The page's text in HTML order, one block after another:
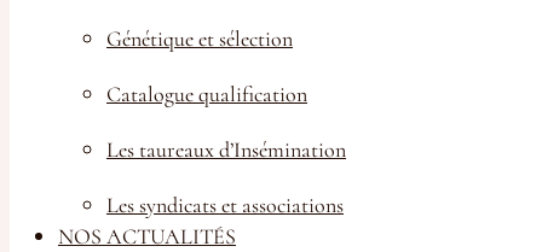
Génétique et sélection
Catalogue qualification
Les taureaux d’Insémination
Les syndicats et associations
NOS ACTUALITÉS
Plan du site
Politique de confidentialité
Mentions légales
Accessibilité : Partiellement conforme
Gérer mes consentements